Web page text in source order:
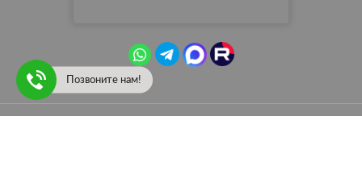
Позвоните нам!